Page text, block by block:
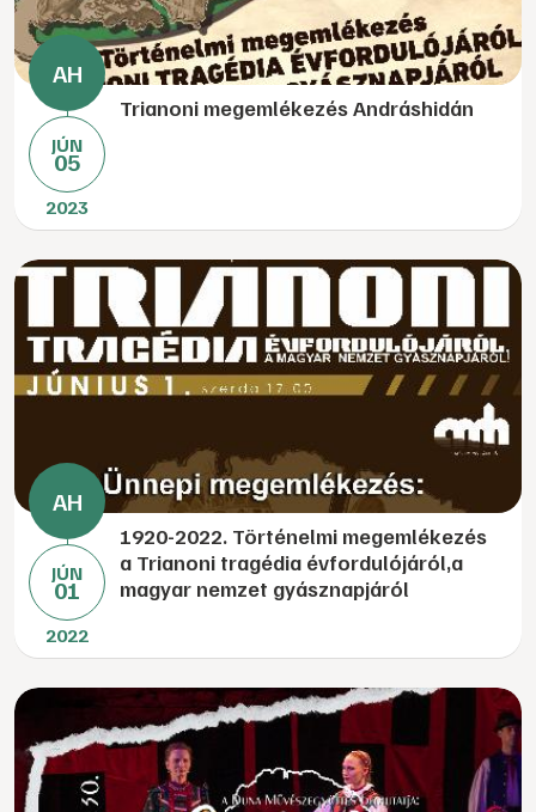
JÚN
05
2023
Trianoni megemlékezés Andráshidán
JÚN
01
2022
1920-2022. Történelmi megemlékezés
a Trianoni tragédia évfordulójáról,a
magyar nemzet gyásznapjáról